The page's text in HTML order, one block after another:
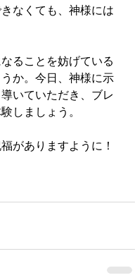
なくても、神様には
ることを妨げている
か。今日、神様に示
いていただき、ブレ
しましょう。
がありますように！